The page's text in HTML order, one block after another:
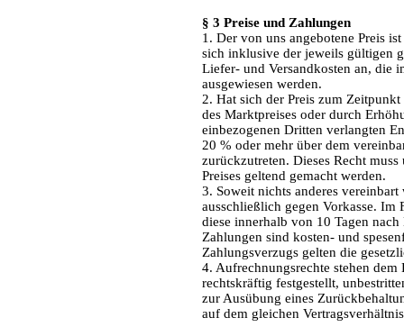
§ 3 Preise und Zahlungen
1. Der von uns angebotene Preis
sich inklusive der jeweils gültigen
Liefer- und Versandkosten an, die
ausgewiesen werden.
2. Hat sich der Preis zum
des Marktpreises oder durch
einbezogenen Dritten verlangten
20 % oder mehr über dem
zurückzutreten. Dieses Recht
Preises geltend gemacht werden.
3. Soweit nichts anderes
ausschließlich gegen Vorkasse. Im
diese innerhalb von 10 Tagen
Zahlungen sind kosten- und
Zahlungsverzugs gelten die
4. Aufrechnungsrechte stehen
rechtskräftig festgestellt,
zur Ausübung eines
auf dem gleichen